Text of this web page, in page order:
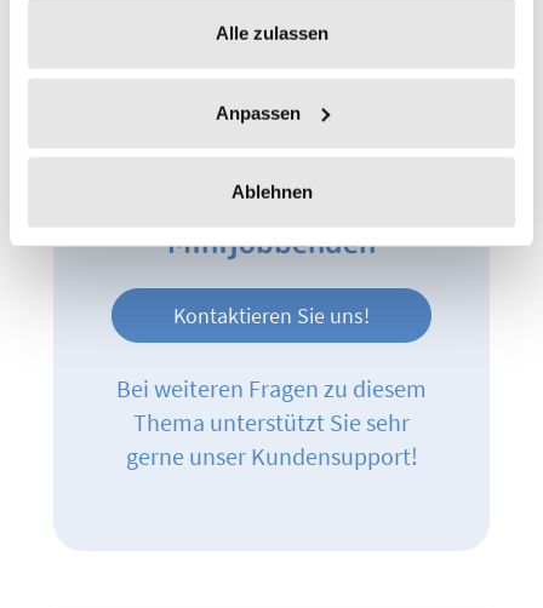
Alle zulassen
Anpassen
Ablehnen
Zeiterfassung für Ihre
Minijobbenden
Kontaktieren Sie uns!
Bei weiteren Fragen zu diesem
Thema unterstützt Sie sehr
gerne unser Kundensupport!